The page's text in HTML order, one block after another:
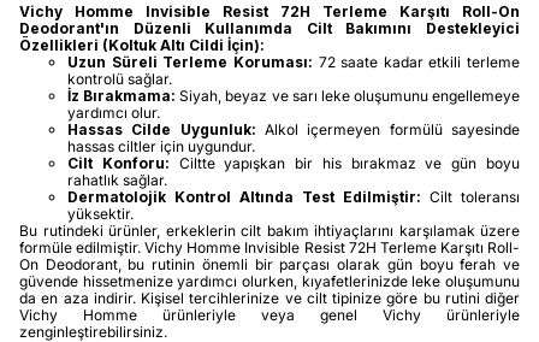
Vichy Homme Invisible Resist 72H Terleme Karşıtı Roll-On
Deodorant'ın Düzenli Kullanımda Cilt Bakımını Destekleyici
Özellikleri (Koltuk Altı Cildi İçin):
Uzun Süreli Terleme Koruması: 72 saate kadar etkili terleme
kontrolü sağlar.
İz Bırakmama: Siyah, beyaz ve sarı leke oluşumunu engellemeye
yardımcı olur.
Hassas Cilde Uygunluk: Alkol içermeyen formülü sayesinde
hassas ciltler için uygundur.
Cilt Konforu: Ciltte yapışkan bir his bırakmaz ve gün boyu
rahatlık sağlar.
Dermatolojik Kontrol Altında Test Edilmiştir: Cilt toleransı
yüksektir.
Bu rutindeki ürünler, erkeklerin cilt bakım ihtiyaçlarını karşılamak üzere
formüle edilmiştir. Vichy Homme Invisible Resist 72H Terleme Karşıtı Roll-
On Deodorant, bu rutinin önemli bir parçası olarak gün boyu ferah ve
güvende hissetmenize yardımcı olurken, kıyafetlerinizde leke oluşumunu
da en aza indirir. Kişisel tercihlerinize ve cilt tipinize göre bu rutini diğer
Vichy Homme ürünleriyle veya genel Vichy ürünleriyle
zenginleştirebilirsiniz.